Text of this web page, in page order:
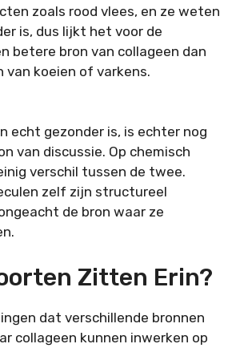
zoals rood vlees, en ze weten
is, dus lijkt het voor de
betere bron van collageen dan
van koeien of varkens.
echt gezonder is, is echter nog
van discussie. Op chemisch
verschil tussen de twee.
zelf zijn structureel
de bron waar ze
Zitten Erin?
dat verschillende bronnen
collageen kunnen inwerken op